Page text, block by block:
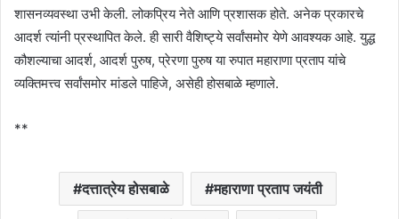
शासनव्यवस्था उभी केली. लोकप्रिय नेते आणि प्रशासक होते. अनेक प्रकारचे
आदर्श त्यांनी प्रस्थापित केले. ही सारी वैशिष्ट्ये सर्वांसमोर येणे आवश्यक आहे. युद्ध
कौशल्याचा आदर्श, आदर्श पुरुष, प्रेरणा पुरुष या रुपात महाराणा प्रताप यांचे
व्यक्तिमत्त्व सर्वांसमोर मांडले पाहिजे, असेही होसबाळे म्हणाले.
**
दत्तात्रेय होसबाळे महाराणा प्रताप जयंती